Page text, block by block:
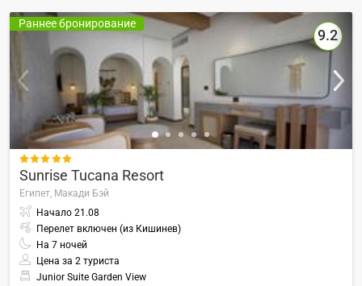
Раннее бронирование
9.2

Sunrise Tucana Resort
Египет, Макади Бэй
Начало 21.08
Перелет включен (из Кишинев)
На 7 ночей
Цена за 2 туриста
Junior Suite Garden View